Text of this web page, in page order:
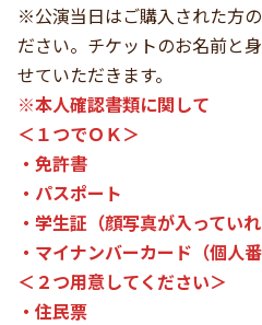
※公演当日はご購入された方
ださい。チケットのお名前と
せていただきます。
※本人確認書類に関して
＜１つでＯＫ＞
・免許書
・パスポート
・学生証（顔写真が入っていれ
・マイナンバーカード（個人番
＜２つ用意してください＞
・住民票